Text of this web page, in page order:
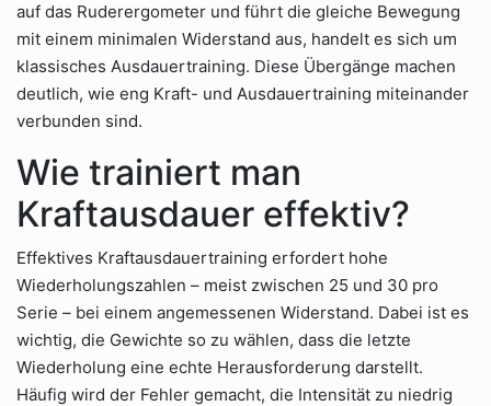
auf das Ruderergometer und führt die gleiche Bewegung
mit einem minimalen Widerstand aus, handelt es sich um
klassisches Ausdauertraining. Diese Übergänge machen
deutlich, wie eng Kraft- und Ausdauertraining miteinander
verbunden sind.
Wie trainiert man
Kraftausdauer effektiv?
Effektives Kraftausdauertraining erfordert hohe
Wiederholungszahlen – meist zwischen 25 und 30 pro
Serie – bei einem angemessenen Widerstand. Dabei ist es
wichtig, die Gewichte so zu wählen, dass die letzte
Wiederholung eine echte Herausforderung darstellt.
Häufig wird der Fehler gemacht, die Intensität zu niedrig